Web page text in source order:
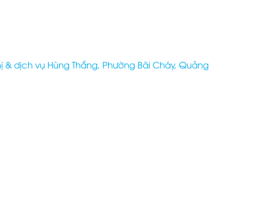
& dịch vụ Hùng Thắng, Phường Bãi Cháy, Quảng